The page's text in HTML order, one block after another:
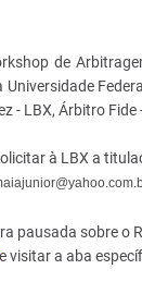
de
- LBX, Árbitro
à LBX a
pausada sobre o
visitar a aba